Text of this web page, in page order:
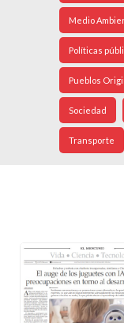
Medio
Políticas
Pueblos
Sociedad
Transporte